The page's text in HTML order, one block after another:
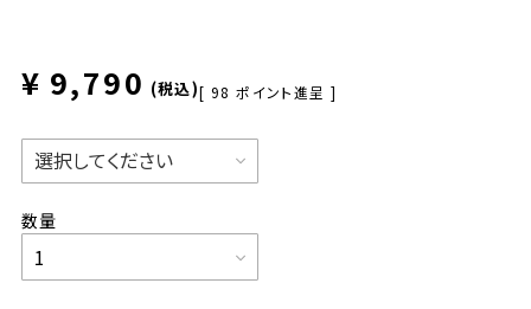
¥ 9,790 税込 [ 98 ポイント進呈 ]